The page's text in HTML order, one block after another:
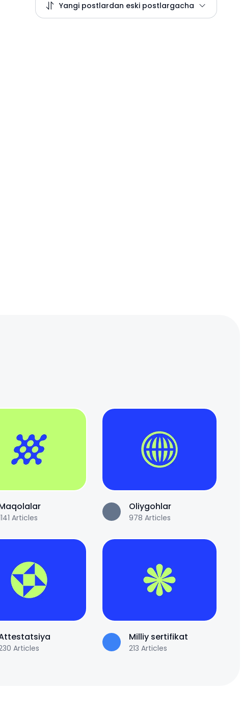
Yangi postlardan eski postlargacha
Articles
Oliygohlar
978 Articles
Articles
Milliy sertifikat
213 Articles